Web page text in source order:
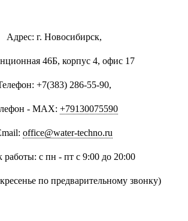
Адрес: г. Новосибирск,
46Б, корпус 4, офис 17
+7(383) 286-55-90,
- MAX: +79130075590
office@water-techno.ru
работы: с пн - пт с 9:00 до 20:00
по предварительному звонку)